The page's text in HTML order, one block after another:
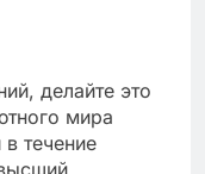
делайте это
мира
течение